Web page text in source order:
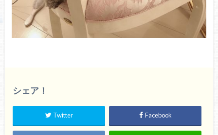
シェア！
Twitter Facebook